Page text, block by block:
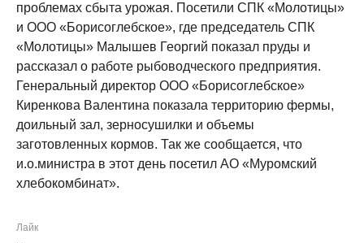
проблемах сбыта урожая. Посетили СПК «Молотицы»
и ООО «Борисоглебское», где председатель СПК
«Молотицы» Малышев Георгий показал пруды и
рассказал о работе рыбоводческого предприятия.
Генеральный директор ООО «Борисоглебское»
Киренкова Валентина показала территорию фермы,
доильный зал, зерносушилки и объемы
заготовленных кормов. Так же сообщается, что
и.о.министра в этот день посетил АО «Муромский
хлебокомбинат».
Лайк